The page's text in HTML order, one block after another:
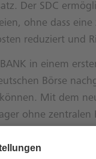
Der SDC
ohne dass
reduziert und
in einem
Börse
Mit dem
ohne
ist die
erfolgte dabei